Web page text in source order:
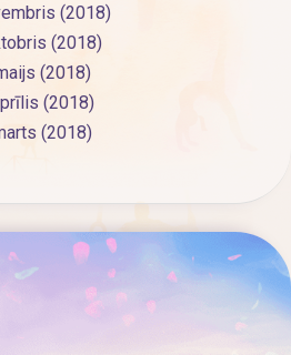
(2018)
(2018)
(2018)
(2018)
(2018)